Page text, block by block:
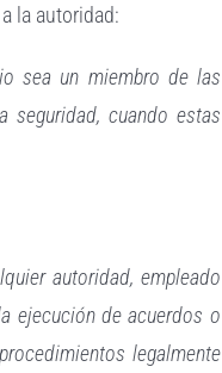
la autoridad:
sea un miembro de las
seguridad, cuando estas
autoridad, empleado
ejecución de acuerdos o
legalmente